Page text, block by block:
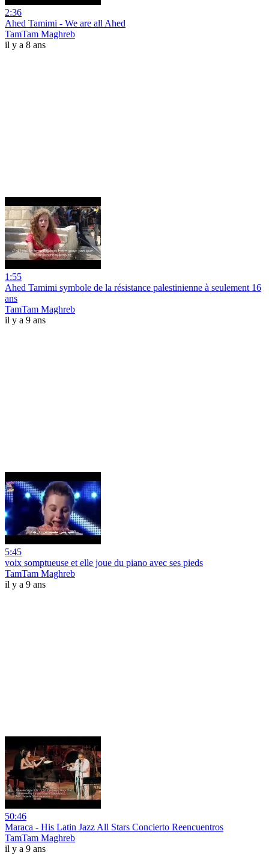
2:36
Ahed Tamimi - We are all Ahed
TamTam Maghreb
il y a 8 ans
1:55
Ahed Tamimi symbole de la résistance palestinienne à seulement 16
ans
TamTam Maghreb
il y a 9 ans
5:45
voix somptueuse et elle joue du piano avec ses pieds
TamTam Maghreb
il y a 9 ans
50:46
Maraca - His Latin Jazz All Stars Concierto Reencuentros
TamTam Maghreb
il y a 9 ans